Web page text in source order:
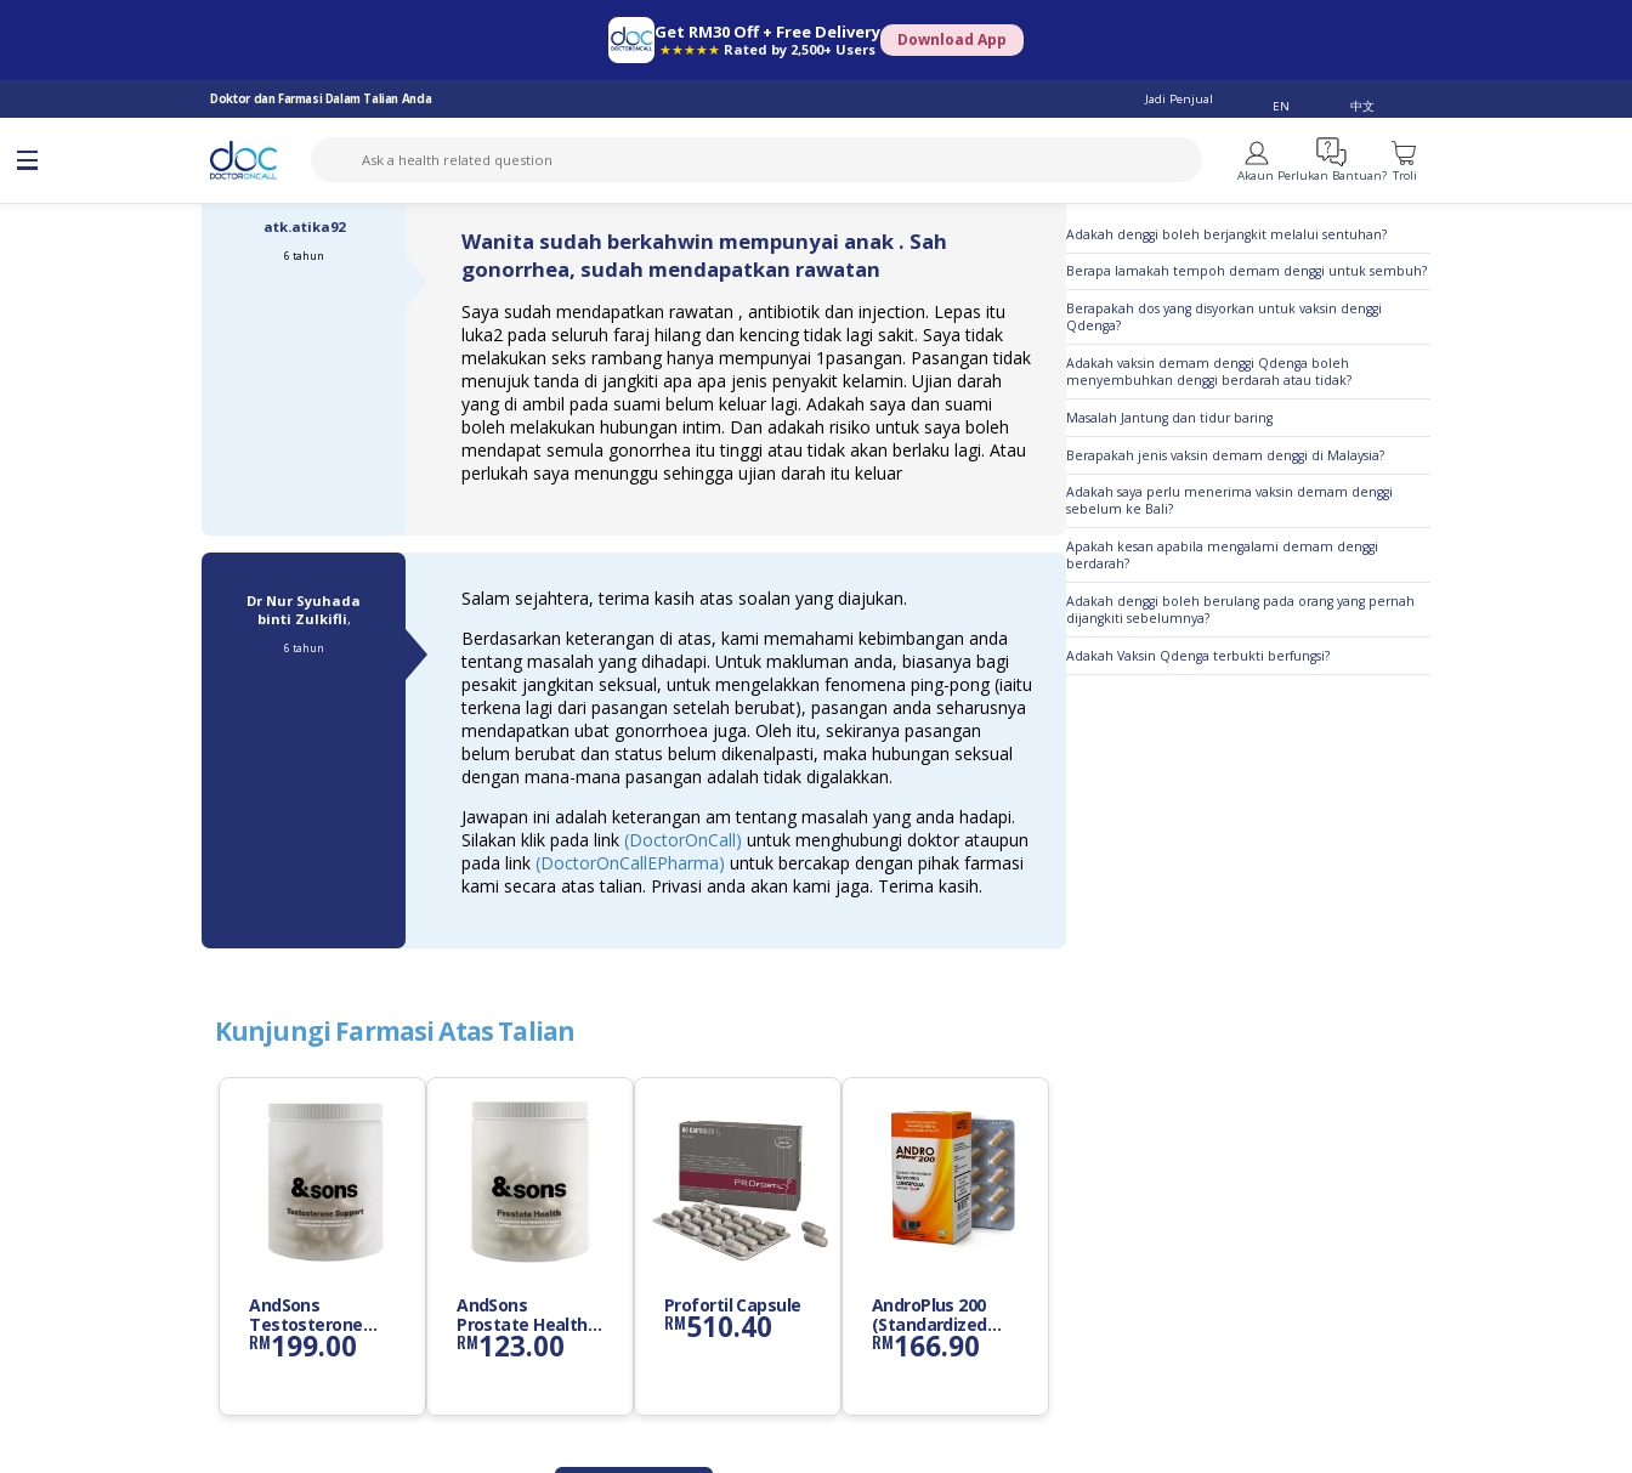
Get RM30 Off + Free Delivery
★★★★★ Rated by 2,500+ Users Download App
Doktor dan Farmasi Dalam Talian Anda Jadi Penjual
EN 中文
Akaun Perlukan Bantuan? Troli
atk.atika92
6 tahun
Wanita sudah berkahwin mempunyai anak . Sah
gonorrhea, sudah mendapatkan rawatan
Saya sudah mendapatkan rawatan , antibiotik dan injection. Lepas itu
luka2 pada seluruh faraj hilang dan kencing tidak lagi sakit. Saya tidak
melakukan seks rambang hanya mempunyai 1pasangan. Pasangan tidak
menujuk tanda di jangkiti apa apa jenis penyakit kelamin. Ujian darah
yang di ambil pada suami belum keluar lagi. Adakah saya dan suami
boleh melakukan hubungan intim. Dan adakah risiko untuk saya boleh
mendapat semula gonorrhea itu tinggi atau tidak akan berlaku lagi. Atau
perlukah saya menunggu sehingga ujian darah itu keluar
Dr Nur Syuhada
binti Zulkifli,
6 tahun
Salam sejahtera, terima kasih atas soalan yang diajukan.
Berdasarkan keterangan di atas, kami memahami kebimbangan anda
tentang masalah yang dihadapi. Untuk makluman anda, biasanya bagi
pesakit jangkitan seksual, untuk mengelakkan fenomena ping-pong (iaitu
terkena lagi dari pasangan setelah berubat), pasangan anda seharusnya
mendapatkan ubat gonorrhoea juga. Oleh itu, sekiranya pasangan
belum berubat dan status belum dikenalpasti, maka hubungan seksual
dengan mana-mana pasangan adalah tidak digalakkan.
Jawapan ini adalah keterangan am tentang masalah yang anda hadapi.
Silakan klik pada link (DoctorOnCall) untuk menghubungi doktor ataupun
pada link (DoctorOnCallEPharma) untuk bercakap dengan pihak farmasi
kami secara atas talian. Privasi anda akan kami jaga. Terima kasih.
Kunjungi Farmasi Atas Talian
AndSons
Testosterone
Support
Supplement
RM199.00
AndSons
Prostate Health
Supplement
Capsule
RM123.00
Profortil Capsule
RM510.40
AndroPlus 200
(Standardized
Tongkat Ali
Extract) Capsule
RM166.90
Adakah denggi boleh berjangkit melalui sentuhan?
Berapa lamakah tempoh demam denggi untuk sembuh?
Berapakah dos yang disyorkan untuk vaksin denggi
Qdenga?
Adakah vaksin demam denggi Qdenga boleh
menyembuhkan denggi berdarah atau tidak?
Masalah Jantung dan tidur baring
Berapakah jenis vaksin demam denggi di Malaysia?
Adakah saya perlu menerima vaksin demam denggi
sebelum ke Bali?
Apakah kesan apabila mengalami demam denggi
berdarah?
Adakah denggi boleh berulang pada orang yang pernah
dijangkiti sebelumnya?
Adakah Vaksin Qdenga terbukti berfungsi?